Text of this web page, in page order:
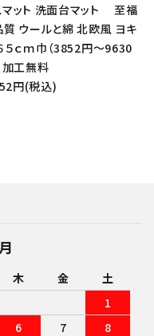
マット 洗面台マット 至福
質 ウールと綿 北欧風 ヨキ
５ｃｍ巾（3852円～9630
加工無料
円(税込)
close
木 金
土
1
6 7
8